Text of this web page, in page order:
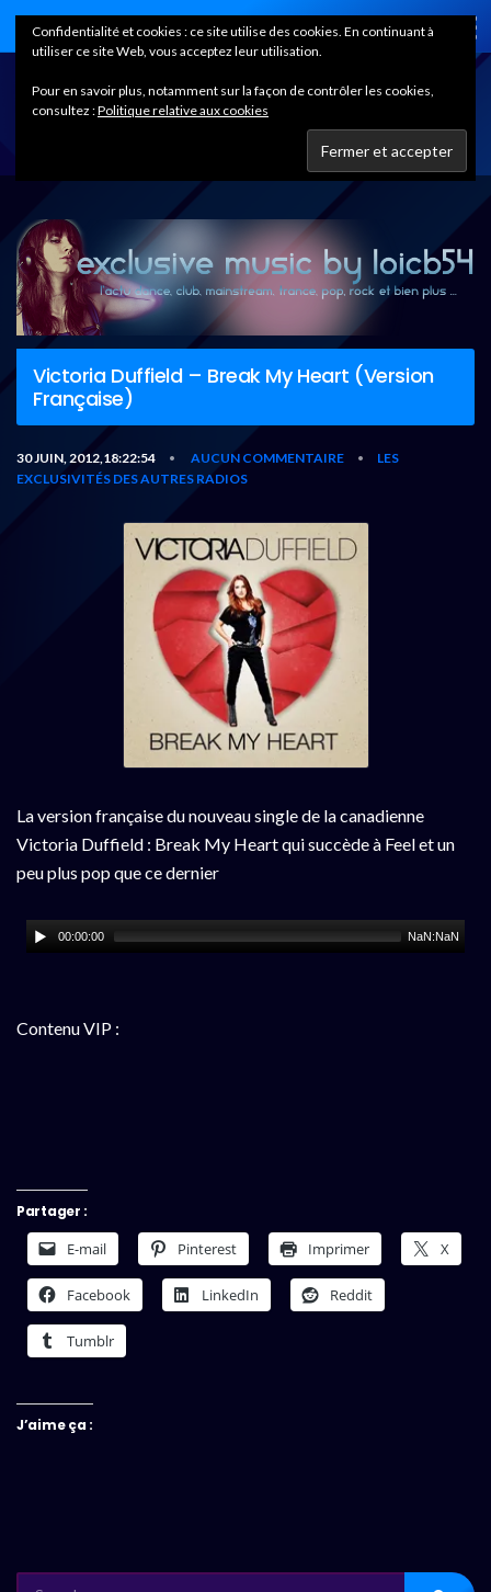
Home
Victoria Duffield – Break My Heart (Version
Française)
30 JUIN, 2012,18:22:54 • AUCUN COMMENTAIRE •
LES
EXCLUSIVITÉS DES AUTRES RADIOS
La version française du nouveau single de la canadienne
Victoria Duffield : Break My Heart qui succède à Feel et un
peu plus pop que ce dernier
00:00:00 NaN:NaN
Contenu VIP :
Partager :
E-mail Pinterest Imprimer X
Facebook LinkedIn Reddit
Tumblr
J’aime ça :
Confidentialité et cookies : ce site utilise des cookies. En continuant à
utiliser ce site Web, vous acceptez leur utilisation.
Pour en savoir plus, notamment sur la façon de contrôler les cookies,
consultez :Politique relative aux cookies